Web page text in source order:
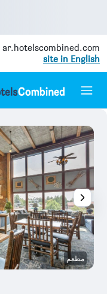
ar.hotelscombined.com
site in English
مطعم